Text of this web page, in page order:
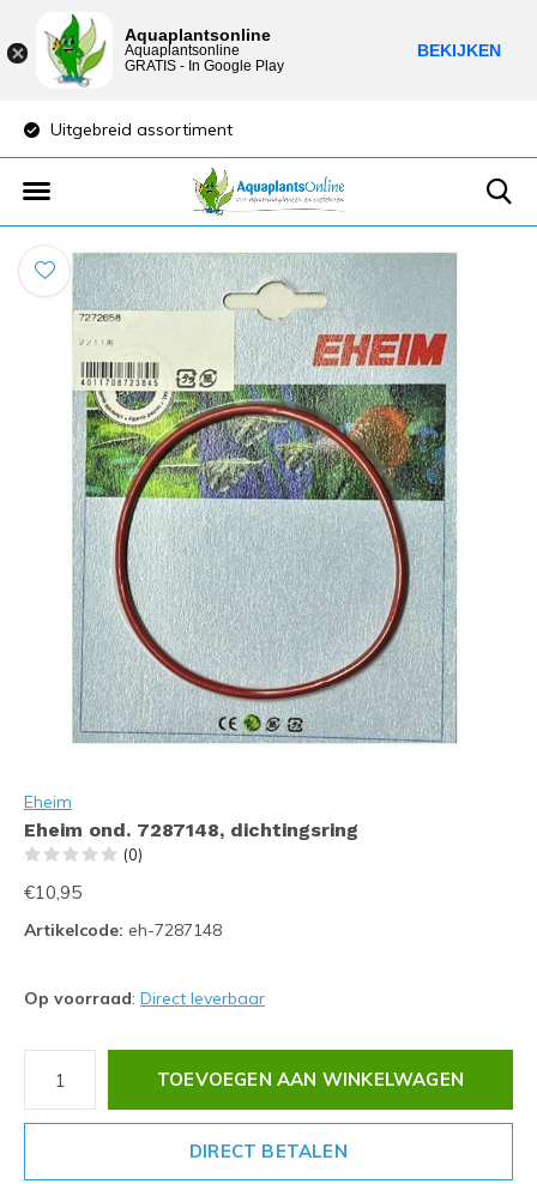
Uitgebreid assortiment
Eheim
Eheim ond. 7287148, dichtingsring
(0)
€10,95
Artikelcode: eh-7287148
Op voorraad: Direct leverbaar
TOEVOEGEN AAN WINKELWAGEN
DIRECT BETALEN
Aquaplantsonline
Aquaplantsonline
GRATIS - In Google Play
BEKIJKEN